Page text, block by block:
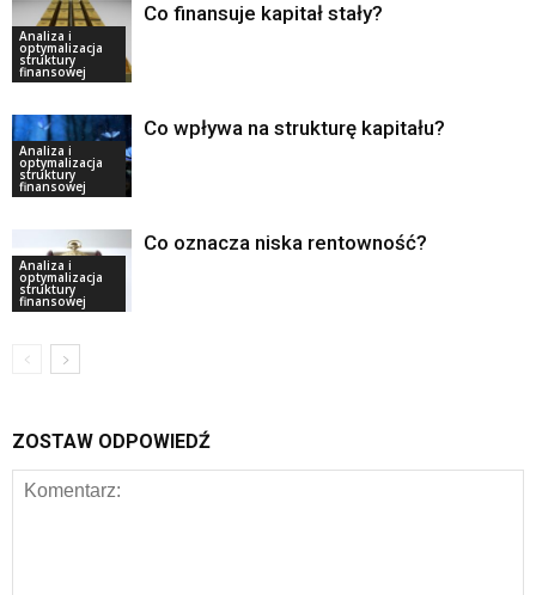
Analiza i
optymalizacja
struktury
finansowej
Co finansuje kapitał stały?
Analiza i
optymalizacja
struktury
finansowej
Co wpływa na strukturę kapitału?
Analiza i
optymalizacja
struktury
finansowej
Co oznacza niska rentowność?
ZOSTAW ODPOWIEDŹ